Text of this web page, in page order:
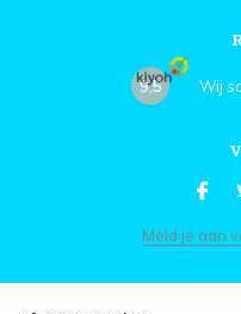
9,5 Wij
Meld je aan